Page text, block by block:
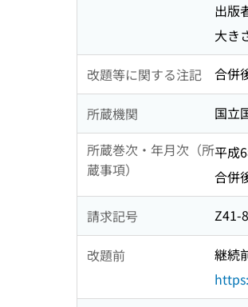
出版
大き
改題等に関する注記 合併
所蔵機関
国立
所蔵巻次・年月次（所
蔵事項）
平成
合併
請求記号 Z41-
改題前
継続